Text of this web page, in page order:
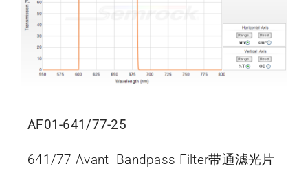
AF01-641/77-25
641/77 Avant Bandpass Filter带通滤光片